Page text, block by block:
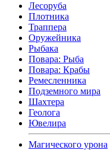
Лесоруба
Плотника
Траппера
Оружейника
Рыбака
Повара: Рыба
Повара: Крабы
Ремесленника
Подземного мира
Шахтера
Геолога
Ювелира
Магического урона